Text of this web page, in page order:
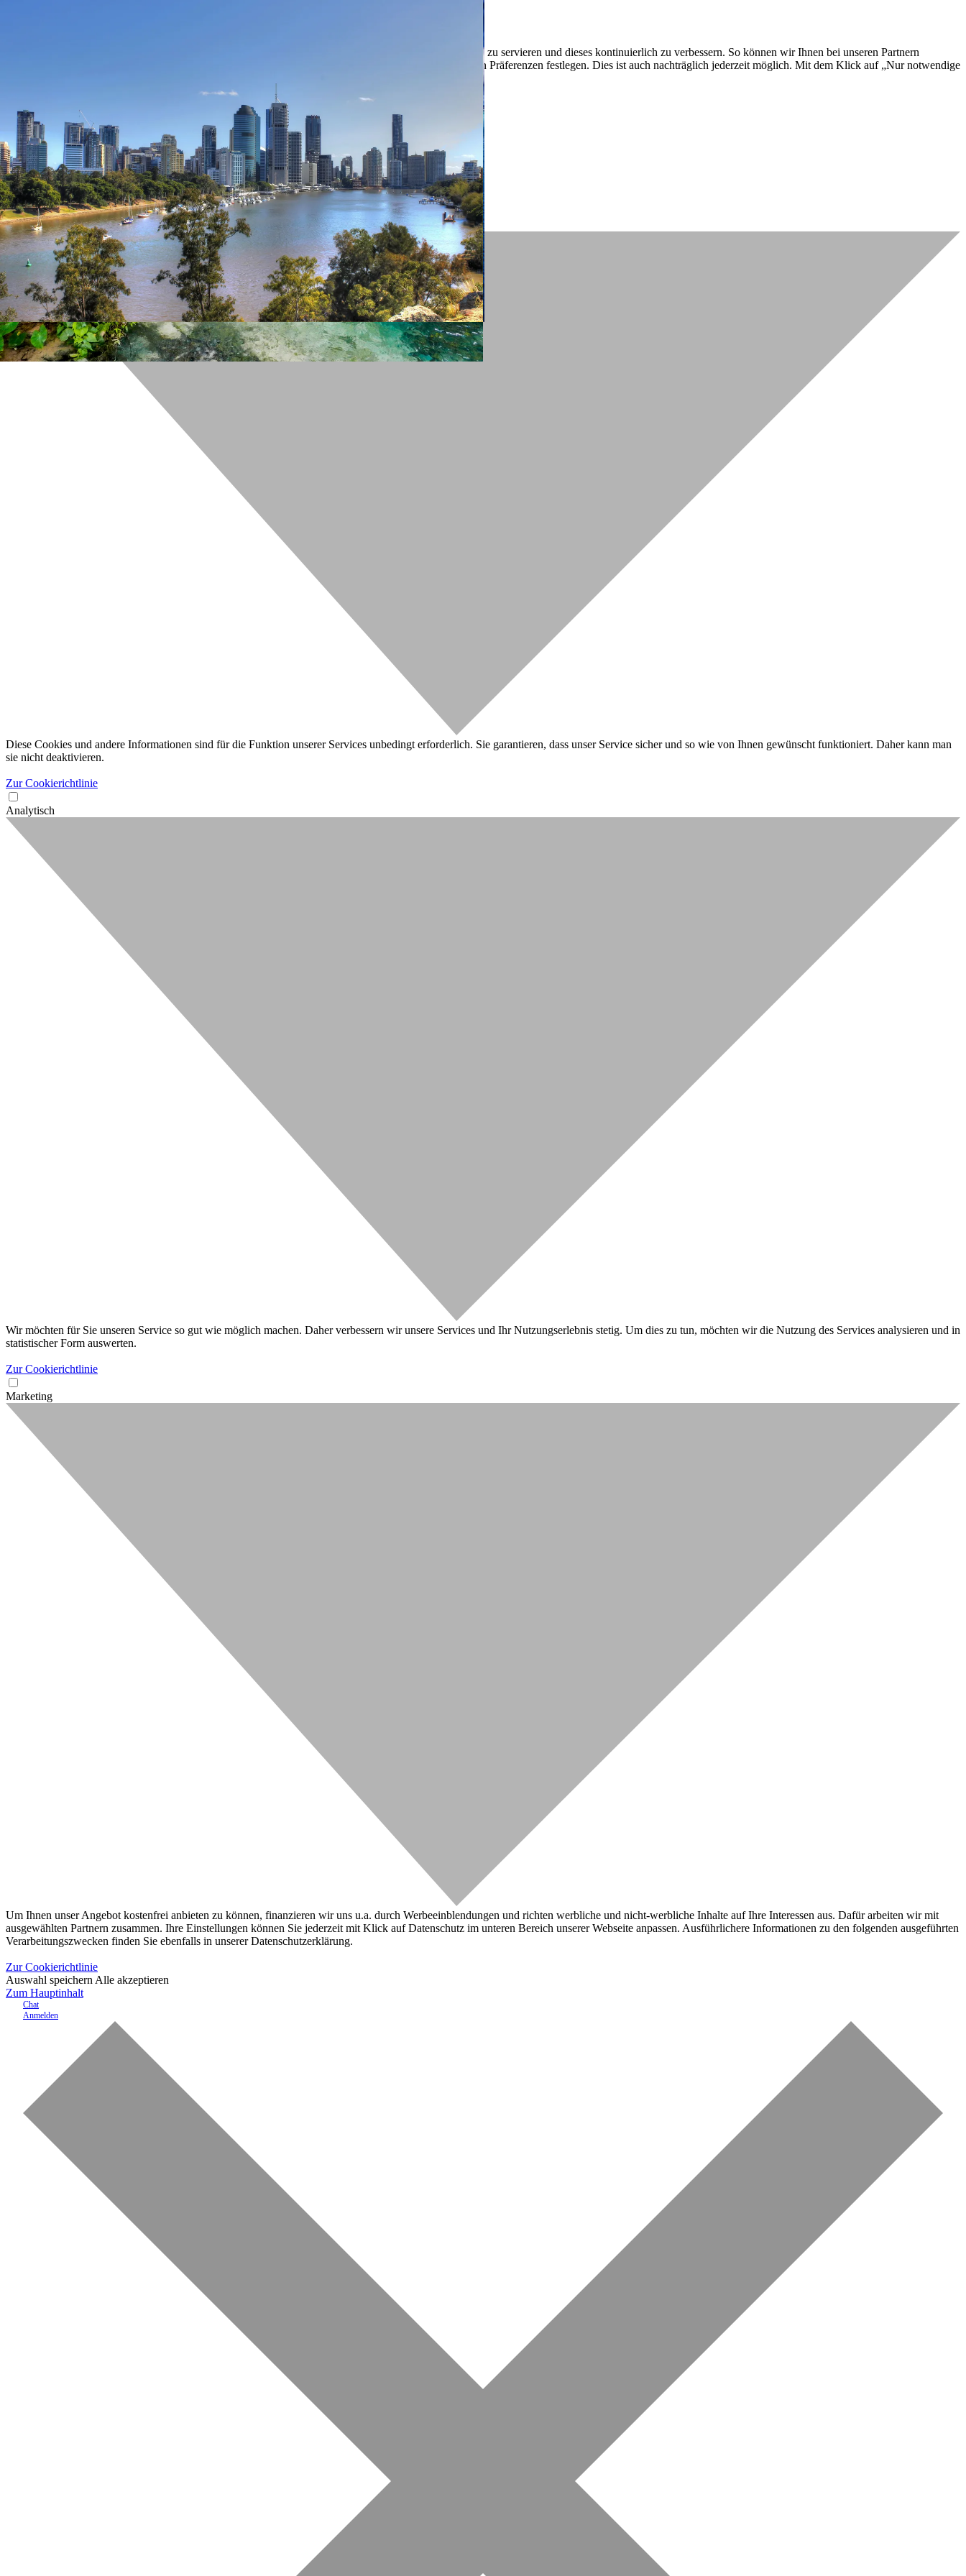
Mit dem Klick auf „geht klar” ermöglichen Sie uns Ihnen über Cookies ein verbessertes Nutzungserlebnis zu servieren und dieses kontinuierlich zu verbessern. So können wir Ihnen bei unseren Partnern
personalisierte Werbung und passende Angebote anzeigen. Über „anpassen” können Sie Ihre persönlichen Präferenzen festlegen. Dies ist auch nachträglich jederzeit möglich. Mit dem Klick auf „Nur notwendige
Cookierichtlinie
Impressum
« zurück
Ihre Cookie-Präferenzen verwalten
Wählen Sie, welche Cookies Sie auf check24.de akzeptieren.
Die Cookierichtlinie finden Siehier.
Notwendig
Diese Cookies und andere Informationen sind für die Funktion unserer Services unbedingt erforderlich. Sie garantieren, dass unser Service sicher und so wie von Ihnen gewünscht funktioniert. Daher kann man
sie nicht deaktivieren.
Zur Cookierichtlinie
Analytisch
Wir möchten für Sie unseren Service so gut wie möglich machen. Daher verbessern wir unsere Services und Ihr Nutzungserlebnis stetig. Um dies zu tun, möchten wir die Nutzung des Services analysieren und in
statistischer Form auswerten.
Zur Cookierichtlinie
Marketing
Um Ihnen unser Angebot kostenfrei anbieten zu können, finanzieren wir uns u.a. durch Werbeeinblendungen und richten werbliche und nicht-werbliche Inhalte auf Ihre Interessen aus. Dafür arbeiten wir mit
ausgewählten Partnern zusammen. Ihre Einstellungen können Sie jederzeit mit Klick auf Datenschutz im unteren Bereich unserer Webseite anpassen. Ausführlichere Informationen zu den folgenden ausgeführten
Verarbeitungszwecken finden Sie ebenfalls in unserer Datenschutzerklärung.
Zur Cookierichtlinie
Auswahl speichern Alle akzeptieren
Zum Hauptinhalt
Chat
Anmelden